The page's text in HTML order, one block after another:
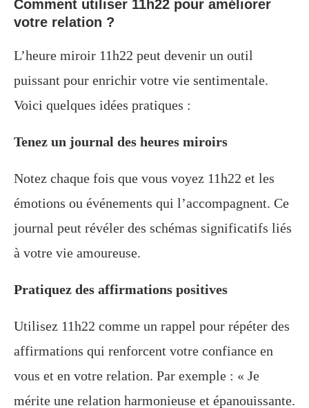
Comment utiliser 11h22 pour améliorer
votre relation ?
L’heure miroir 11h22 peut devenir un outil
puissant pour enrichir votre vie sentimentale.
Voici quelques idées pratiques :
Tenez un journal des heures miroirs
Notez chaque fois que vous voyez 11h22 et les
émotions ou événements qui l’accompagnent. Ce
journal peut révéler des schémas significatifs liés
à votre vie amoureuse.
Pratiquez des affirmations positives
Utilisez 11h22 comme un rappel pour répéter des
affirmations qui renforcent votre confiance en
vous et en votre relation. Par exemple : « Je
mérite une relation harmonieuse et épanouissante.